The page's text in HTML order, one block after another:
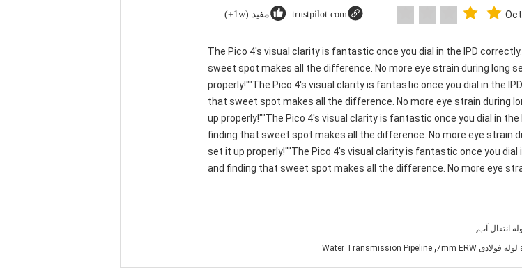
trustpilot.com مفید (1w+)
"The Pico 4's visual clarity is fantastic once you dial in the IPD
sweet spot makes all the difference. No more eye strain during long
properly!""The Pico 4's visual clarity is fantastic once you dial in the
that sweet spot makes all the difference. No more eye strain during
up properly!""The Pico 4's visual clarity is fantastic once you dial in
finding that sweet spot makes all the difference. No more eye strain
set it up properly!""The Pico 4's visual clarity is fantastic once you
and finding that sweet spot makes all the difference. No more eye
,
,
Water Transmission Pipeline